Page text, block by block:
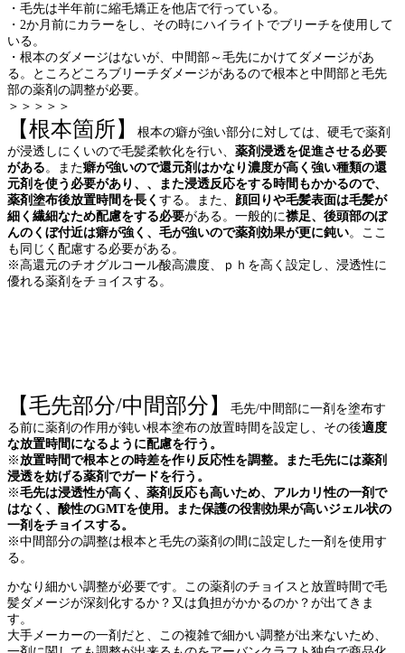
・毛先は半年前に縮毛矯正を他店で行っている。
・2か月前にカラーをし、その時にハイライトでブリーチを使用して
いる。
・根本のダメージはないが、中間部～毛先にかけてダメージがあ
る。ところどころブリーチダメージがあるので根本と中間部と毛先
部の薬剤の調整が必要。
＞＞＞＞＞
【根本箇所】
根本の癖が強い部分に対しては、硬毛で薬剤
が浸透しにくいので毛髪柔軟化を行い、 薬剤浸透を促進させる必要
がある 。また癖が強いので還元剤はかなり濃度が高く強い種類の還
元剤を使う必要があり、、また浸透反応をする時間もかかるので、
薬剤塗布後放置時間を長く する。また、 顔回りや毛髪表面は毛髪が
細く繊細なため配慮をする必要がある。一般的に襟足、後頭部のぼ
んのくぼ付近は癖が強く、毛が強いので薬剤効果が更に鈍い。ここ
も同じく配慮する必要がある。
※高還元のチオグルコール酸高濃度、ｐｈを高く設定し、浸透性に
優れる薬剤をチョイスする。
【毛先部分/中間部分】
毛先/中間部に一剤を塗布す
る前に薬剤の作用が鈍い根本塗布の放置時間を設定し、その後適度
な放置時間になるように配慮を行う。
※放置時間で根本との時差を作り反応性を調整。また毛先には薬剤
浸透を妨げる薬剤でガードを行う。
※毛先は浸透性が高く、薬剤反応も高いため、アルカリ性の一剤で
はなく、酸性のGMTを使用。また保護の役割効果が高いジェル状の
一剤をチョイスする。
※中間部分の調整は根本と毛先の薬剤の間に設定した一剤を使用す
る。
かなり細かい調整が必要です。この薬剤のチョイスと放置時間で毛
髪ダメージが深刻化するか？又は負担がかかるのか？が出てきま
す。
大手メーカーの一剤だと、この複雑で細かい調整が出来ないため、